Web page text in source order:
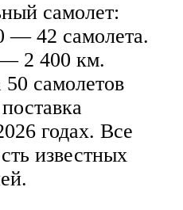
самолет:
— 42 самолета.
2 400 км.
самолетов
годах. Все
известных